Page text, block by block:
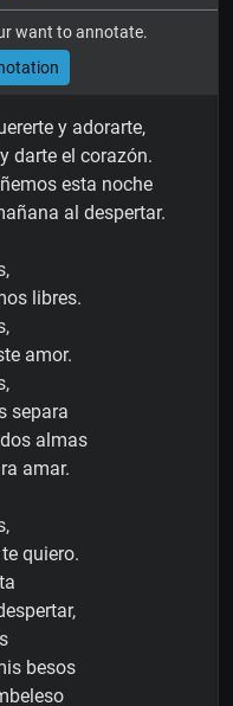
want to annotate.
y adorarte,
darte el corazón.
esta noche
al despertar.
libres.
amor.
separa
almas
amar.
quiero.
besos